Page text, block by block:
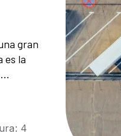
gran
es la
4